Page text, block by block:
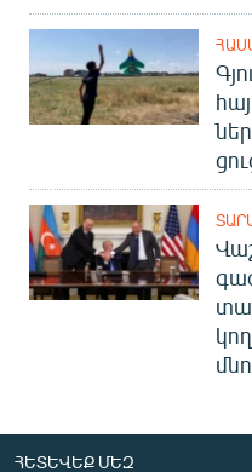
ՀԵՏԵՎԵՔ ՄԵԶ